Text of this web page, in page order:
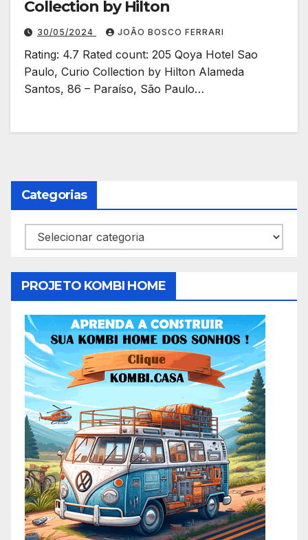
Collection by Hilton
30/05/2024 JOÃO BOSCO FERRARI
Rating: 4.7 Rated count: 205 Qoya Hotel Sao
Paulo, Curio Collection by Hilton Alameda
Santos, 86 – Paraíso, São Paulo…
Categorias
Categorias
PROJETO KOMBI HOME